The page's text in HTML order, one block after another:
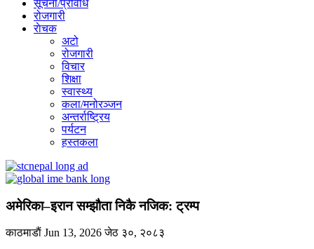
सूचना/प्रविधि
रोजगारी
राेचक
अटो
रोजगारी
विचार
शिक्षा
स्वास्थ्य
कला/मनोरञ्जन
अन्तर्राष्ट्रिय
पर्यटन
हस्तकला
अमेरिका–इरान सम्झौता निकै नजिक: ट्रम्प
काठमाडाैं Jun 13, 2026जेठ ३०, २०८३